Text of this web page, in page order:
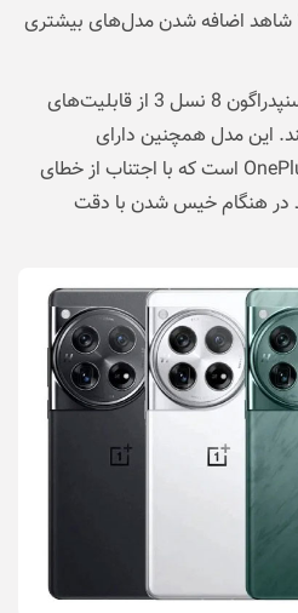
است تا قبل از پایان سال ۲۰۲۴ شاهد اضافه شدن مدل‌های بیشتری
وان پلاس 12 به لطف تراشه اسنپدراگون 8 نسل 3 از قابلیت‌‌های
این مدل همچنین دارای
صفحه‌نمایش OnePlus AquaTouch است که با اجتناب از خطای
در هنگام خیس شدن با دقت